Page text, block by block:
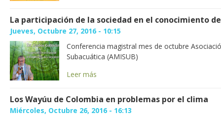
La participación de la sociedad en el conocimiento
Jueves, Octubre 27, 2016 - 10:15
Conferencia magistral mes de octubre
Subacuática (AMISUB)
Leer más
Los Wayúu de Colombia en problemas por el clima
Miércoles, Octubre 26, 2016 - 16:13